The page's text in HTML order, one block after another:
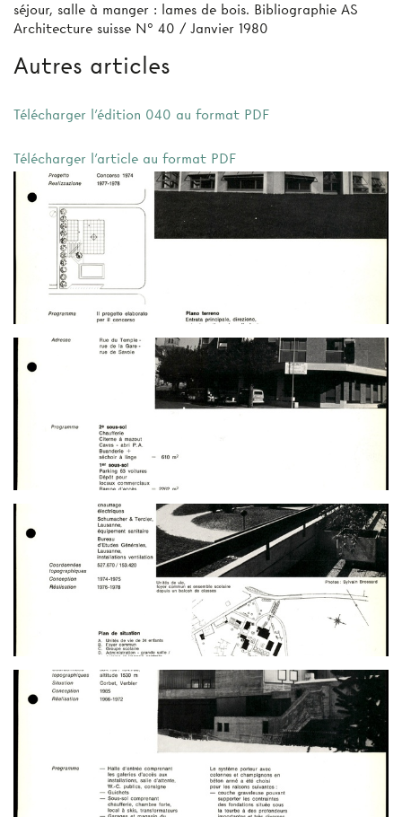
séjour, salle à manger : lames de bois. Bibliographie AS
Architecture suisse N° 40 / Janvier 1980
Autres articles
Télécharger l'édition 040 au format PDF
Télécharger l'article au format PDF